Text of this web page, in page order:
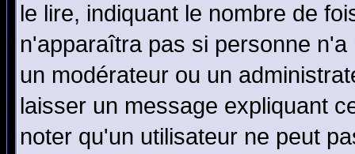
le lire, indiquant le nombre de
n'apparaîtra pas si personne
un modérateur ou un
laisser un message expliquant
noter qu'un utilisateur ne peut